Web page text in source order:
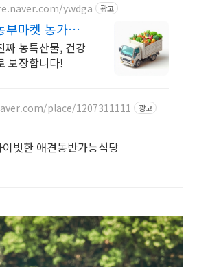
ywdga 광고
부마켓 농가에
로!
짜 농특산물, 건강
보장합니다!
place/1207311111 광고
빗한 애견동반가능식당